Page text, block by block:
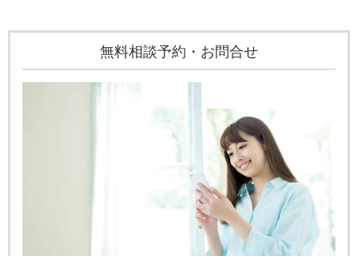
無料相談予約・お問合せ